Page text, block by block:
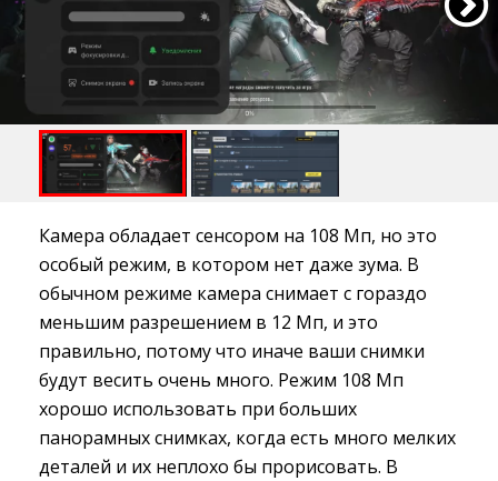
Камера обладает сенсором на 108 Мп, но это
особый режим, в котором нет даже зума. В
обычном режиме камера снимает с гораздо
меньшим разрешением в 12 Мп, и это
правильно, потому что иначе ваши снимки
будут весить очень много. Режим 108 Мп
хорошо использовать при больших
панорамных снимках, когда есть много мелких
деталей и их неплохо бы прорисовать. В